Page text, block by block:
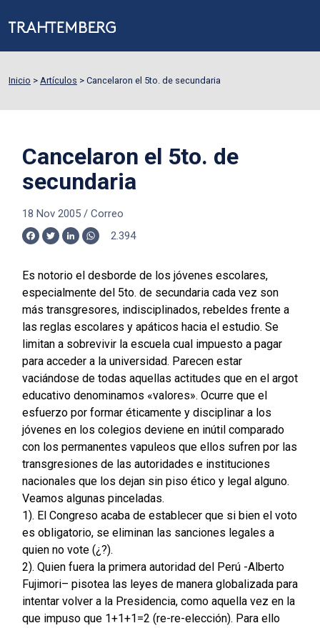
Inicio > Artículos > Cancelaron el 5to. de secundaria
Cancelaron el 5to. de
secundaria
18 Nov 2005/ Correo
Facebook
TwitterLinkedInWhatsApp
2.394
Es notorio el desborde de los jóvenes escolares,
especialmente del 5to. de secundaria cada vez son
más transgresores, indisciplinados, rebeldes frente a
las reglas escolares y apáticos hacia el estudio. Se
limitan a sobrevivir la escuela cual impuesto a pagar
para acceder a la universidad. Parecen estar
vaciándose de todas aquellas actitudes que en el argot
educativo denominamos «valores». Ocurre que el
esfuerzo por formar éticamente y disciplinar a los
jóvenes en los colegios deviene en inútil comparado
con los permanentes vapuleos que ellos sufren por las
transgresiones de las autoridades e instituciones
nacionales que los dejan sin piso ético y legal alguno.
Veamos algunas pinceladas.
1). El Congreso acaba de establecer que si bien el voto
es obligatorio, se eliminan las sanciones legales a
quien no vote (¿?).
2). Quien fuera la primera autoridad del Perú -Alberto
Fujimori– pisotea las leyes de manera globalizada para
intentar volver a la Presidencia, como aquella vez en la
que impuso que 1+1+1=2 (re-re-elección). Para ello